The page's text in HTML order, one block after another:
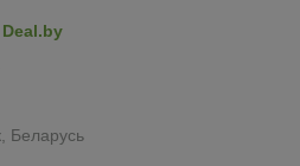
Deal.by
Беларусь